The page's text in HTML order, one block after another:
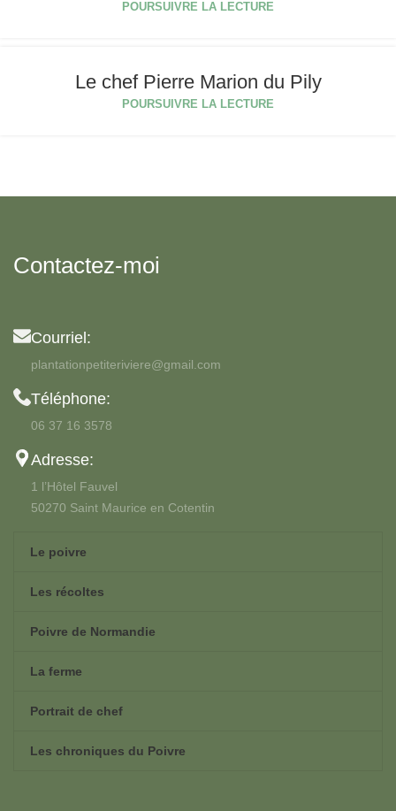
POURSUIVRE LA LECTURE
Le chef Pierre Marion du Pily
POURSUIVRE LA LECTURE
Contactez-moi
Courriel:
plantationpetiteriviere@gmail.com
Téléphone:
06 37 16 3578
Adresse:
1 l’Hôtel Fauvel
50270 Saint Maurice en Cotentin
Le poivre
Les récoltes
Poivre de Normandie
La ferme
Portrait de chef
Les chroniques du Poivre